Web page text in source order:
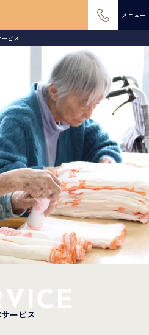
メニュー
ビス
ービス